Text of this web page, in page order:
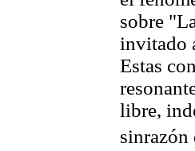
sobre
invitado
Estas
libre,